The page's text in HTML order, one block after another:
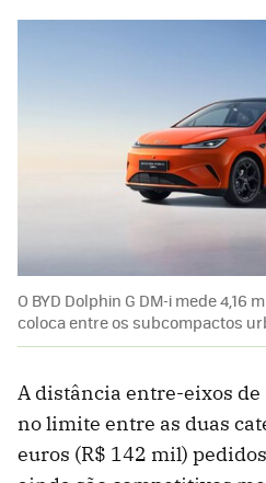
O BYD Dolphin G DM-i mede 4,16
coloca entre os subcompactos
A distância entre-eixos
no limite entre as duas
euros (R$ 142 mil)